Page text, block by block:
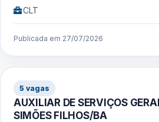
CLT
Publicada em 27/07/2026
5 vagas
AUXILIAR DE SERVIÇOS
SIMÕES FILHOS/BA